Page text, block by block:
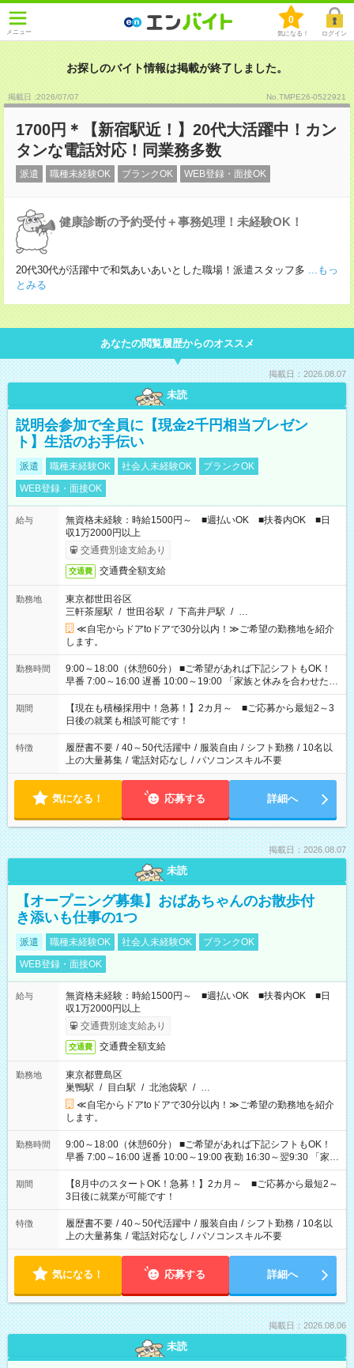
メニュー
0
気になる！ ログイン
お探しのバイト情報は掲載が終了しました。
掲載日 :2026/07/07 No.TMPE26-0522921
1700円＊【新宿駅近！】20代大活躍中！カン
タンな電話対応！同業務多数
派遣 職種未経験OK ブランクOK WEB登録・面接OK
健康診断の予約受付＋事務処理！未経験OK！
20代30代が活躍中で和気あいあいとした職場！派遣スタッフ多 ...もっ
とみる
あなたの閲覧履歴からのオススメ
掲載日：2026.08.07
未読
説明会参加で全員に【現金2千円相当プレゼン
ト】生活のお手伝い
派遣 職種未経験OK 社会人未経験OK
ブランクOK
WEB登録・面接OK
給与
無資格未経験：時給1500円～ ■週払いOK ■扶養内OK ■日
収1万2000円以上
交通費別途支給あり
交通費 交通費全額支給
勤務地
東京都世田谷区
三軒茶屋駅 / 世田谷駅 / 下高井戸駅 / …
≪自宅からドアtoドアで30分以内！≫ご希望の勤務地を紹介
します。
勤務時間
9:00～18:00（休憩60分） ■ご希望があれば下記シフトもOK！
早番 7:00～16:00 遅番 10:00～19:00 「家族と休みを合わせた
い」 「余裕を持って夕飯の準備がしたい」 「できれば残業はし
たくない」 など、ご希望を教えてくださいね。 ※Wワーク希望
の方へ 今ご覧のお仕事で希望する勤務時間と、もう1つのお仕事
の勤務時間。 合計で週40時間を超える場合は応募できません。
期間
【現在も積極採用中！急募！】2カ月～ ■ご応募から最短2～3
日後の就業も相談可能です！
特徴 履歴書不要 / 40～50代活躍中 / 服装自由 / シフト勤務 / 10名以
上の大量募集 / 電話対応なし / パソコンスキル不要
気になる！ 応募する 詳細へ
掲載日：2026.08.07
未読
【オープニング募集】おばあちゃんのお散歩付
き添いも仕事の1つ
派遣 職種未経験OK 社会人未経験OK
ブランクOK
WEB登録・面接OK
給与
無資格未経験：時給1500円～ ■週払いOK ■扶養内OK ■日
収1万2000円以上
交通費別途支給あり
交通費 交通費全額支給
勤務地
東京都豊島区
巣鴨駅 / 目白駅 / 北池袋駅 / …
≪自宅からドアtoドアで30分以内！≫ご希望の勤務地を紹介
します。
勤務時間
9:00～18:00（休憩60分） ■ご希望があれば下記シフトもOK！
早番 7:00～16:00 遅番 10:00～19:00 夜勤 16:30～翌9:30 「家族
と休みを合わせたい」 「余裕を持って夕飯の準備がしたい」
「できれば残業はしたくない」 など、ご希望を教えてください
ね。 ※Wワーク希望の方へ 今ご覧のお仕事で希望する勤務時間
と、もう1つのお仕事の勤務時間。 合計で週40時間を超える場
合は応募できません。
期間
【8月中のスタートOK！急募！】2カ月～ ■ご応募から最短2～
3日後に就業が可能です！
特徴 履歴書不要 / 40～50代活躍中 / 服装自由 / シフト勤務 / 10名以
上の大量募集 / 電話対応なし / パソコンスキル不要
気になる！ 応募する 詳細へ
掲載日：2026.08.06
未読